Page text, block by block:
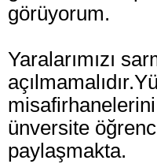
görüyorum.
Yaralarımızı
ünversite
paylaşmakta.